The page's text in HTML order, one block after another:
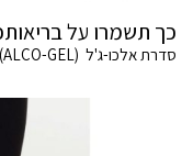
כך תשמרו על
סדרת אלכו-ג'ל (ALCO-GEL) וסדרת אלכו-ג'ל PHARMA WIPES